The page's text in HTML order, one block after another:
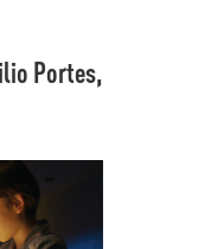
Portes,